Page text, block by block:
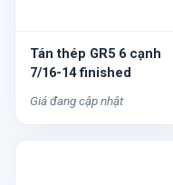
Tán thép GR5 6 cạnh
7/16-14 finished
Giá đang cập nhật